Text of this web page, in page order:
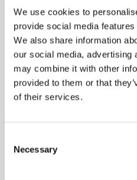
We use cookies to
provide social media
We also share information
our social media, advertising
may combine it with other
provided to them or that
of their services.
Selection
Necessary
Rinkodara
Skaitmeninė
veiksmingų būdų
produkciją, kuri
dažnu atveju gali būti